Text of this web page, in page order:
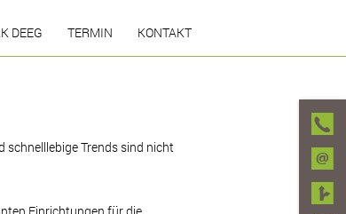
DEEG TERMIN KONTAKT
Trends sind nicht